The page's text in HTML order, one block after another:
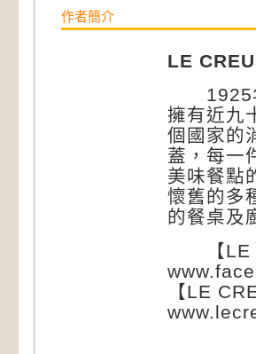
作者簡介
LE
1925年
擁有近九
個國家的
蓋，每一
美味餐點
懷舊的多
的餐桌及
【LE
【LE